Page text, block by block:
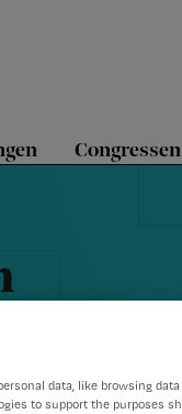
Congressen
data, like browsing
to support the purposes